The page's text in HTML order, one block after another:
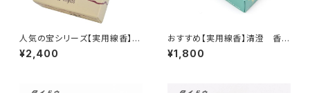
人気の宝シリーズ【実用線香】パ
ール宝<煙量：少ない>消臭効果
あり 家庭用 大バラ詰め
¥2,400
おすすめ【実用線香】清澄 香樹
林<微煙> 白檀の香り 雑菌
を抑える効果 家庭用 大バラ
¥1,800